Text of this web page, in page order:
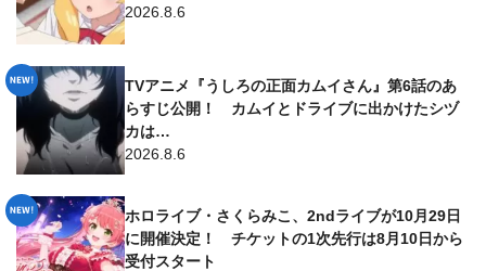
2026.8.6
TVアニメ『うしろの正面カムイさん』第6話のあ
らすじ公開！ カムイとドライブに出かけたシヅ
カは…
2026.8.6
ホロライブ・さくらみこ、2ndライブが10月29日
に開催決定！ チケットの1次先行は8月10日から
受付スタート